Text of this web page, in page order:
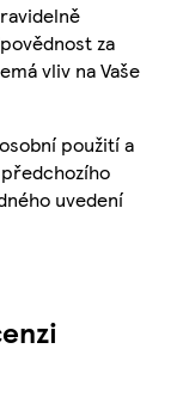
za
vliv na Vaše
použití a
uvedení